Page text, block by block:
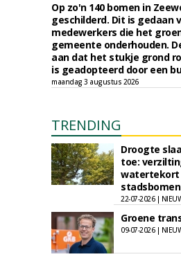
Op zo'n 140 bomen in
geschilderd. Dit is gedaan
medewerkers die het
gemeente onderhouden.
aan dat het stukje grond
is geadopteerd door een
maandag 3 augustus 2026
TRENDING
Droogte
toe:
watertekort
22-07-2026 |
Groene
09-07-2026 |